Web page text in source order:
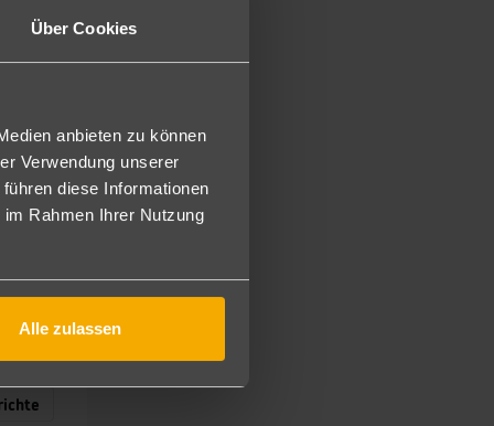
Über Cookies
anbieten zu können
Verwendung unserer
diese Informationen
Rahmen Ihrer Nutzung
Alle zulassen